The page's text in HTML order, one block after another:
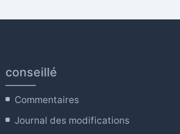
conseillé
Commentaires
Journal des modifications